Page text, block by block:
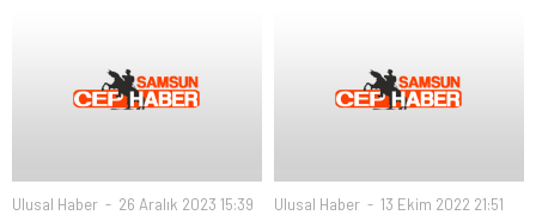
Ulusal Haber 26 Aralık 2023 15:39 Ulusal Haber 13 Ekim 2022 21:51